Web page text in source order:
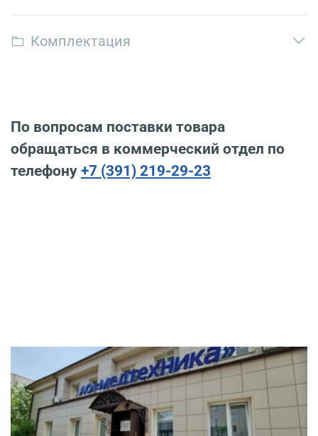
Комплектация
По вопросам поставки товара
обращаться в коммерческий отдел по
телефону +7 (391) 219-29-23